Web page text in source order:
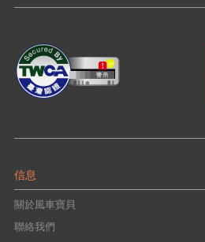
信息
關於風車寶貝
聯絡我們